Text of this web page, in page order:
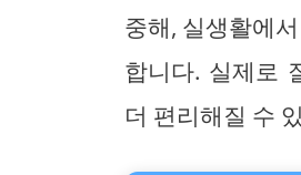
중해, 실생활에
합니다. 실제로
더 편리해질 수